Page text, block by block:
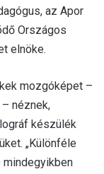
az Apor
Országos
elnöke.
mozgóképet –
néznek,
készülék
„Különféle
mindegyikben